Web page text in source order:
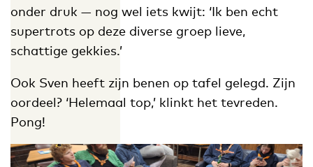
onder druk — nog wel iets kwijt: ‘Ik ben echt
supertrots op deze diverse groep lieve,
schattige gekkies.’
Ook Sven heeft zijn benen op tafel gelegd. Zijn
oordeel? ‘Helemaal top,’ klinkt het tevreden.
Pong!